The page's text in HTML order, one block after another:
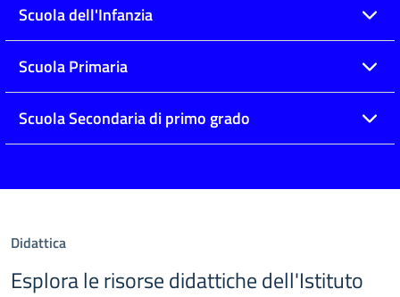
Scuola dell'Infanzia
Scuola Primaria
Scuola Secondaria di primo grado
Didattica
Esplora le risorse didattiche dell'Istituto